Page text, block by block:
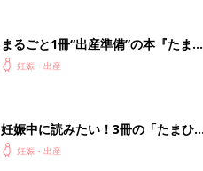
まるごと1冊“出産準備”の本『たまご
クラブ 夏号』〈スペシャル大特集〉
妊娠・出産
妊娠中に読みたい！3冊の「たまひ
よ」妊娠・出産